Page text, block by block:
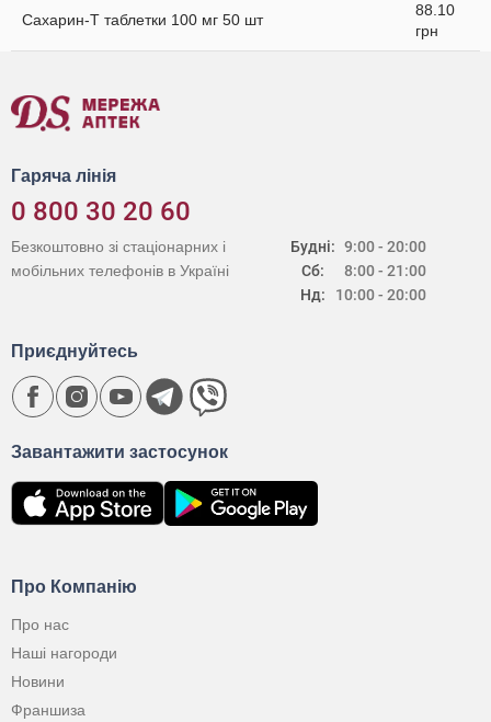
Сахарин-Т таблетки 100 мг 50 шт
88.10
грн
Гаряча лінія
0 800 30 20 60
Будні:
Сб:
Нд:
9:00 - 20:00
8:00 - 21:00
10:00 - 20:00
Безкоштовно зі стаціонарних і
мобільних телефонів в Україні
Про Компанію
Про нас
Наші нагороди
Новини
Франшиза
Завантажити застосунок
Приєднуйтесь